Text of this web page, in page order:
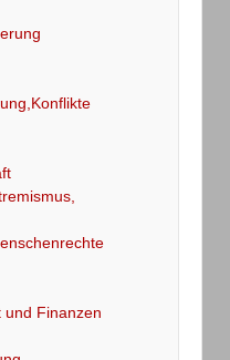
und Finanzen